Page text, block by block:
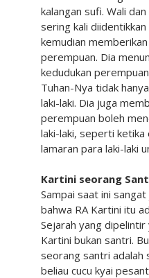
kalangan sufi. Wali
sering kali
kemudian
perempuan. Dia
kedudukan
Tuhan-Nya tidak
laki-laki. Dia juga
perempuan boleh
laki-laki, seperti ketika
lamaran para laki-laki
Kartini seorang
Sampai saat ini
bahwa RA Kartini itu
Sejarah yang
Kartini bukan santri.
seorang santri adalah
beliau cucu kyai